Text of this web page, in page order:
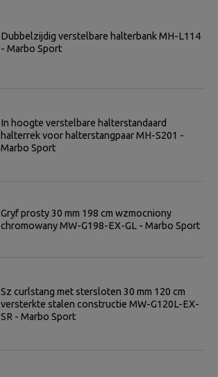
Dubbelzijdig verstelbare halterbank MH-L114
- Marbo Sport
In hoogte verstelbare halterstandaard
halterrek voor halterstangpaar MH-S201 -
Marbo Sport
Gryf prosty 30 mm 198 cm wzmocniony
chromowany MW-G198-EX-GL - Marbo Sport
Sz curlstang met stersloten 30 mm 120 cm
versterkte stalen constructie MW-G120L-EX-
SR - Marbo Sport